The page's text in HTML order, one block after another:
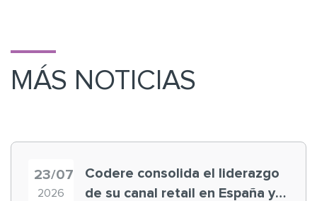
MÁS NOTICIAS
23/07
2026
Codere consolida el liderazgo
de su canal retail en España y